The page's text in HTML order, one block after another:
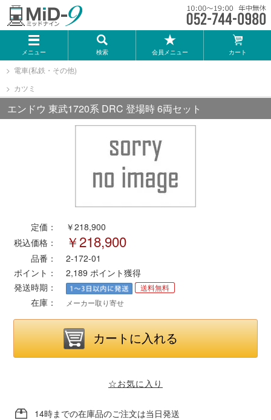
メニュー 検索 会員メニュー カート
メーカー一覧
TOMIX
KATO
Bトレインショーティー
タカラトミー（プラレール）
ポポンデッタ
MODEMO(モデモ)
電車(私鉄・その他)
カツミ
エンドウ 東武1720系 DRC 登場時 6両セット
定価：
￥218,900
税込価格：
￥218,900
品番：
2-172-01
ポイント：
2,189 ポイント獲得
発送時期：
送料無料
在庫： メーカー取り寄せ
☆お気に入り
14時までの在庫品のご注文は当日発送